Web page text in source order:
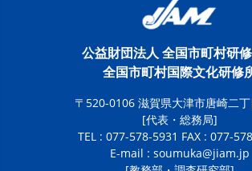
公益財団法人 全国市町村研
全国市町村国際文化研修
〒520-0106 滋賀県大津市唐崎二
[代表・総務局]
TEL : 077-578-5931 FAX : 077-
E-mail : soumuka@jiam.jp